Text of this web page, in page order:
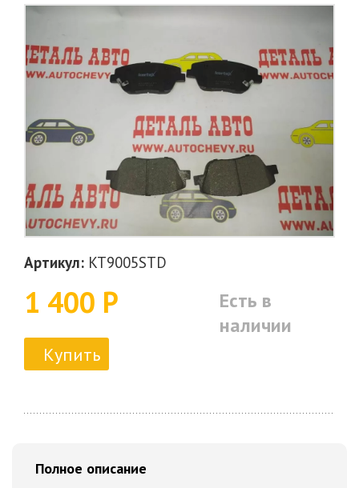
Артикул: KT9005STD
1 400 Р
Есть в
наличии
Купить
Полное описание